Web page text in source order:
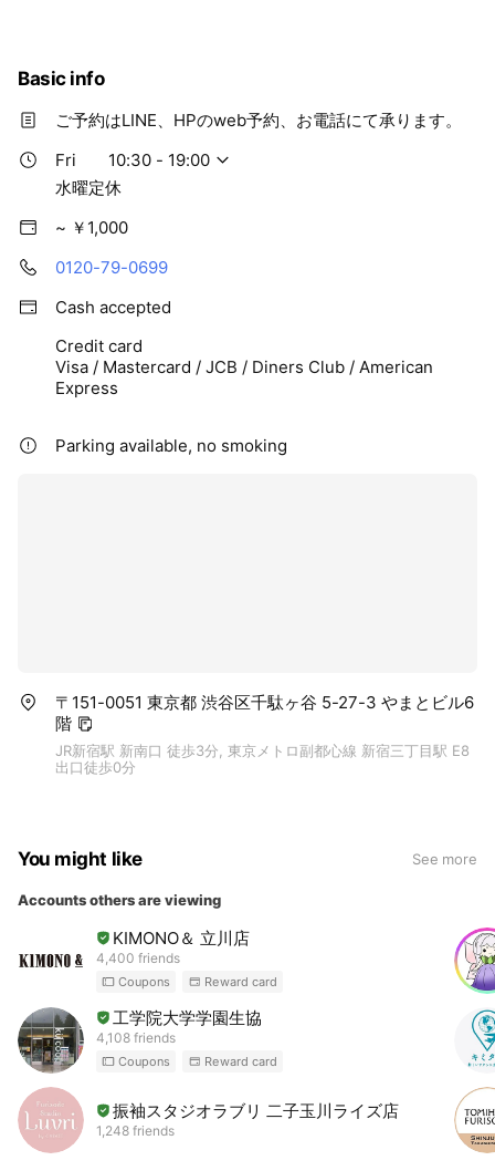
ォトスタジオを完備。「こんな記念写真がほしい！」を形にし
た、とてもオシャレなスタイル。是非ご来店ください。
Basic info
ご予約はLINE、HPのweb予約、お電話にて承ります。
Fri
10:30 - 19:00
水曜定休
~ ￥1,000
0120-79-0699
Cash accepted
Credit card
Visa / Mastercard / JCB / Diners Club / American
Express
Parking available, no smoking
〒151-0051 東京都 渋谷区千駄ヶ谷 5-27-3 やまとビル6
階
JR新宿駅 新南口 徒歩3分, 東京メトロ副都心線 新宿三丁目駅 E8
出口徒歩0分
You might like See more
Accounts others are viewing
KIMONO＆ 立川店
4,400 friends
Coupons Reward card
工学院大学学園生協
4,108 friends
Coupons Reward card
振袖スタジオラブリ 二子玉川ライズ店
1,248 friends